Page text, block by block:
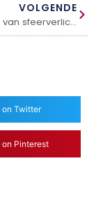
VOLGENDE
Het gebruik van sfeerverlichting in je slaapkamer
on Twitter
on Pinterest